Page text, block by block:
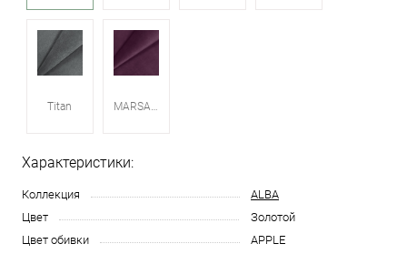
Titan MARSALA
Характеристики:
Коллекция
ALBA
Цвет
Золотой
Цвет обивки
APPLE